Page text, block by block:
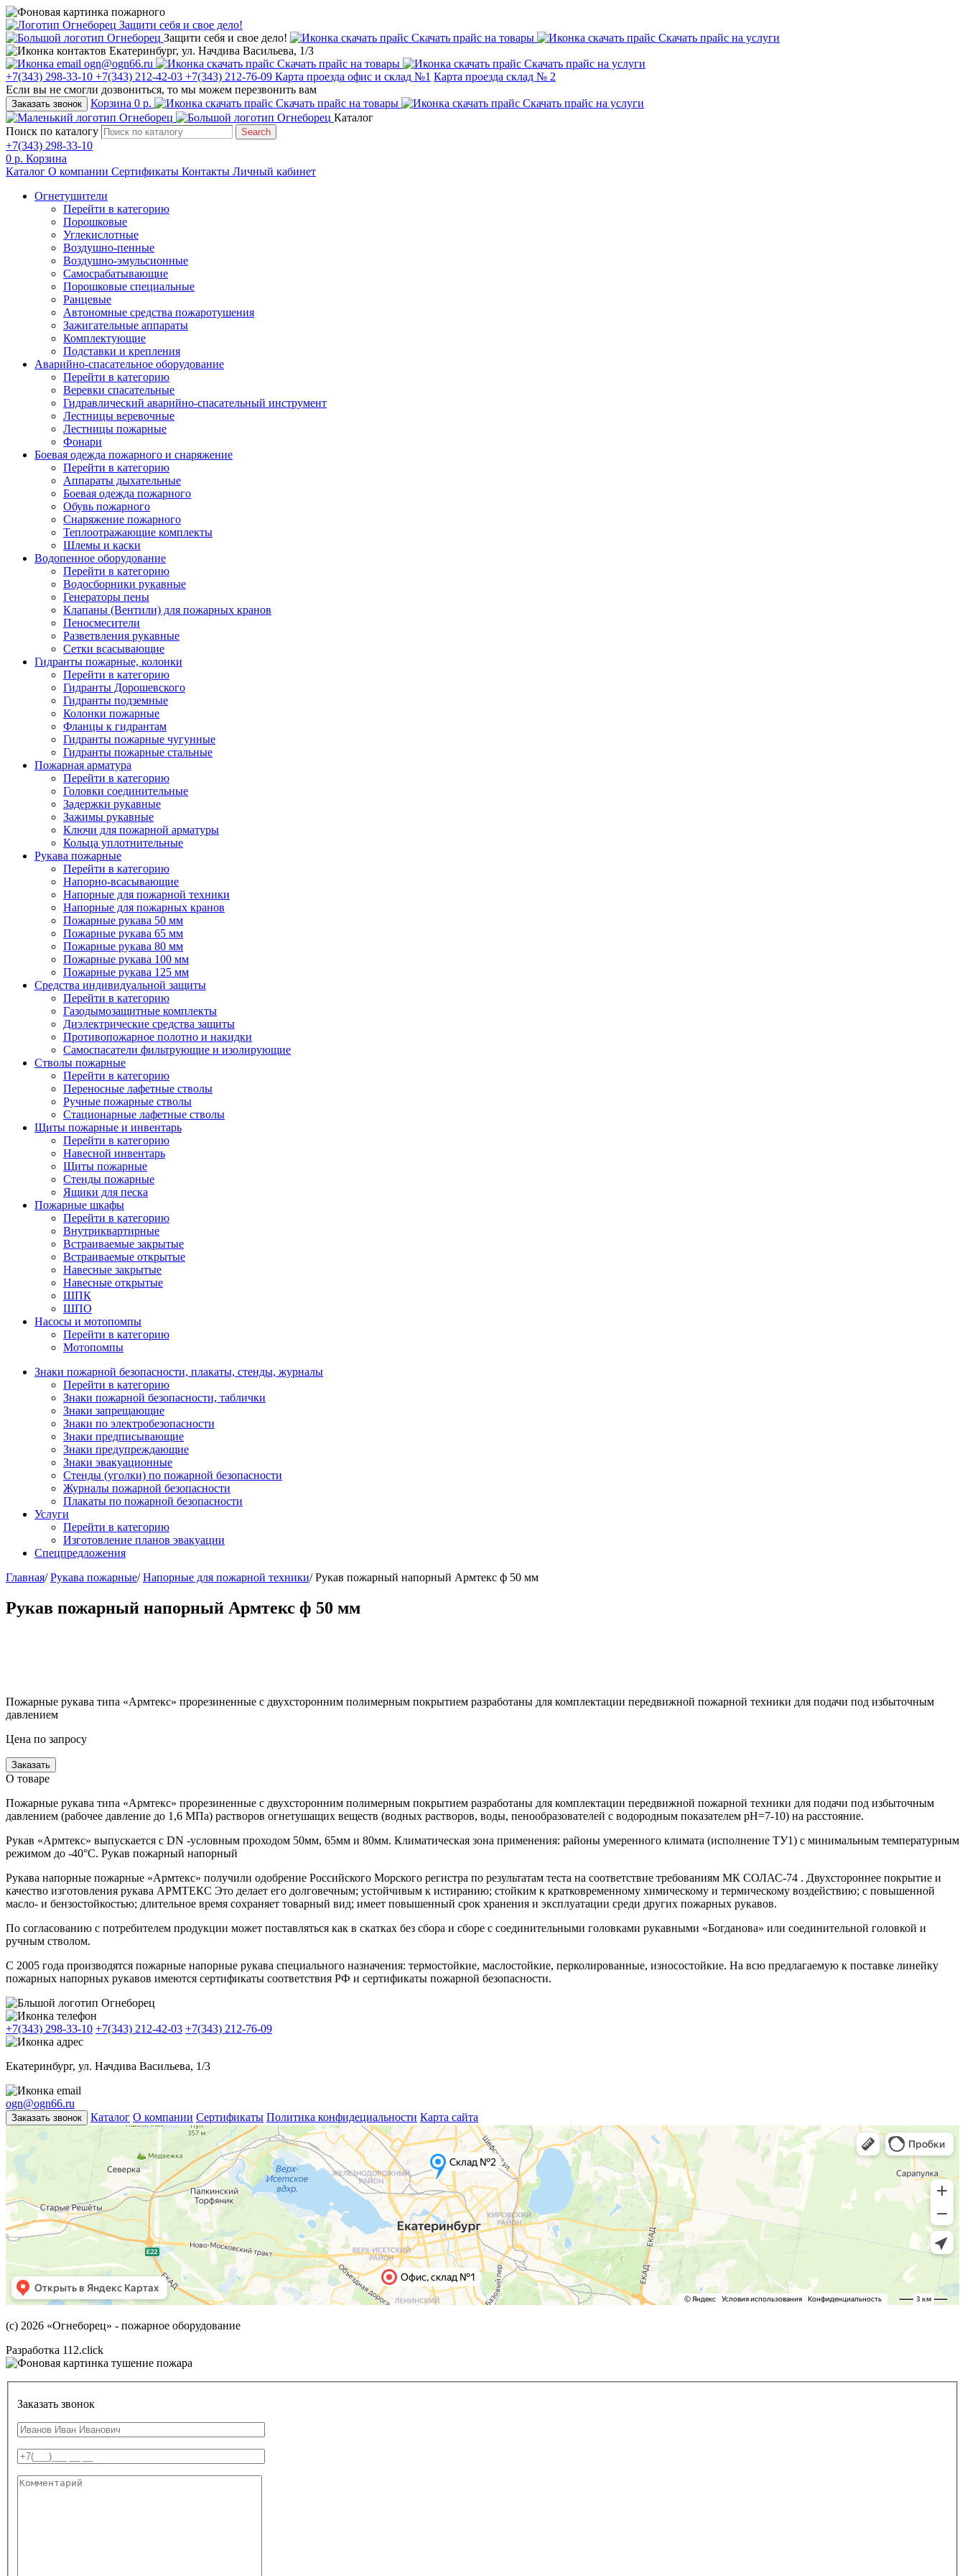
Защити себя и свое дело!
Защити себя и свое дело!
Скачать прайс на товары
Скачать прайс на услуги
Екатеринбург, ул. Начдива Васильева, 1/3
ogn@ogn66.ru
Скачать прайс на товары
Скачать прайс на услуги
+7(343) 298-33-10 +7(343) 212-42-03 +7(343) 212-76-09 Карта проезда офис и склад №1 Карта проезда склад № 2
Если вы не смогли дозвониться, то мы можем перезвонить вам
Заказать звонок Корзина 0 р. Скачать прайс на товары
Скачать прайс на услуги
Каталог
Поиск по каталогу
Search
+7(343) 298-33-10
0 р. Корзина
Каталог О компании Сертификаты Контакты Личный кабинет
Огнетушители
Перейти в категорию
Порошковые
Углекислотные
Воздушно-пенные
Воздушно-эмульсионные
Самосрабатывающие
Порошковые специальные
Ранцевые
Автономные средства пожаротушения
Зажигательные аппараты
Комплектующие
Подставки и крепления
Аварийно-спасательное оборудование
Перейти в категорию
Веревки спасательные
Гидравлический аварийно-спасательный инструмент
Лестницы веревочные
Лестницы пожарные
Фонари
Боевая одежда пожарного и снаряжение
Перейти в категорию
Аппараты дыхательные
Боевая одежда пожарного
Обувь пожарного
Снаряжение пожарного
Теплоотражающие комплекты
Шлемы и каски
Водопенное оборудование
Перейти в категорию
Водосборники рукавные
Генераторы пены
Клапаны (Вентили) для пожарных кранов
Пеносмесители
Разветвления рукавные
Сетки всасывающие
Гидранты пожарные, колонки
Перейти в категорию
Гидранты Дорошевского
Гидранты подземные
Колонки пожарные
Фланцы к гидрантам
Гидранты пожарные чугунные
Гидранты пожарные стальные
Пожарная арматура
Перейти в категорию
Головки соединительные
Задержки рукавные
Зажимы рукавные
Ключи для пожарной арматуры
Кольца уплотнительные
Рукава пожарные
Перейти в категорию
Напорно-всасывающие
Напорные для пожарной техники
Напорные для пожарных кранов
Пожарные рукава 50 мм
Пожарные рукава 65 мм
Пожарные рукава 80 мм
Пожарные рукава 100 мм
Пожарные рукава 125 мм
Средства индивидуальной защиты
Перейти в категорию
Газодымозащитные комплекты
Диэлектрические средства защиты
Противопожарное полотно и накидки
Самоспасатели фильтрующие и изолирующие
Стволы пожарные
Перейти в категорию
Переносные лафетные стволы
Ручные пожарные стволы
Стационарные лафетные стволы
Щиты пожарные и инвентарь
Перейти в категорию
Навесной инвентарь
Щиты пожарные
Стенды пожарные
Ящики для песка
Пожарные шкафы
Перейти в категорию
Внутриквартирные
Встраиваемые закрытые
Встраиваемые открытые
Навесные закрытые
Навесные открытые
ШПК
ШПО
Насосы и мотопомпы
Перейти в категорию
Мотопомпы
Знаки пожарной безопасности, плакаты, стенды, журналы
Перейти в категорию
Знаки пожарной безопасности, таблички
Знаки запрещающие
Знаки по электробезопасности
Знаки предписывающие
Знаки предупреждающие
Знаки эвакуационные
Стенды (уголки) по пожарной безопасности
Журналы пожарной безопасности
Плакаты по пожарной безопасности
Услуги
Перейти в категорию
Изготовление планов эвакуации
Спецпредложения
Главная/Рукава пожарные/Напорные для пожарной техники/ Рукав пожарный напорный Армтекс ф 50 мм
Рукав пожарный напорный Армтекс ф 50 мм
Пожарные рукава типа «Армтекс» прорезиненные с двухсторонним полимерным покрытием разработаны для комплектации передвижной пожарной техники для подачи под избыточным
давлением
Цена по запросу
Заказать
О товаре
Пожарные рукава типа «Армтекс» прорезиненные с двухсторонним полимерным покрытием разработаны для комплектации передвижной пожарной техники для подачи под избыточным
давлением (рабочее давление до 1,6 МПа) растворов огнетушащих веществ (водных растворов, воды, пенообразователей с водородным показателем рН=7-10) на расстояние.
Рукав «Армтекс» выпускается с DN -условным проходом 50мм, 65мм и 80мм. Климатическая зона применения: районы умеренного климата (исполнение ТУ1) с минимальным температурным
режимом до -40°C. Рукав пожарный напорный
Рукава напорные пожарные «Армтекс» получили одобрение Российского Морского регистра по результатам теста на соответствие требованиям МК СОЛАС-74 . Двухстороннее покрытие и
качество изготовления рукава АРМТЕКС Это делает его долговечным; устойчивым к истиранию; стойким к кратковременному химическому и термическому воздействию; с повышенной
масло- и бензостойкостью; длительное время сохраняет товарный вид; имеет повышенный срок хранения и эксплуатации среди других пожарных рукавов.
По согласованию с потребителем продукции может поставляться как в скатках без сбора и сборе с соединительными головками рукавными «Богданова» или соединительной головкой и
ручным стволом.
С 2005 года производятся пожарные напорные рукава специального назначения: термостойкие, маслостойкие, перколированные, износостойкие. На всю предлагаемую к поставке линейку
пожарных напорных рукавов имеются сертификаты соответствия РФ и сертификаты пожарной безопасности.
+7(343) 298-33-10 +7(343) 212-42-03 +7(343) 212-76-09
Екатеринбург, ул. Начдива Васильева, 1/3
ogn@ogn66.ru
Заказать звонок Каталог О компании Сертификаты Политика конфидециальности Карта сайта
(с) 2026 «Огнеборец» - пожарное оборудование
Разработка 112.click
Заказать звонок